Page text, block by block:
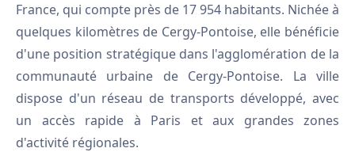
France, qui compte près de 17 954 habitants. Nichée à
quelques kilomètres de Cergy-Pontoise, elle bénéficie
d'une position stratégique dans l'agglomération de la
communauté urbaine de Cergy-Pontoise. La ville
dispose d'un réseau de transports développé, avec
un accès rapide à Paris et aux grandes zones
d'activité régionales.